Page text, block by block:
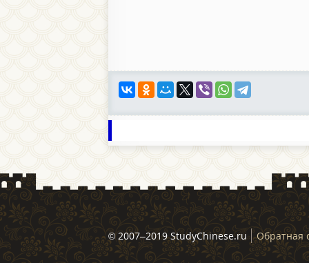
© 2007–2019 StudyChinese.ru Обратная